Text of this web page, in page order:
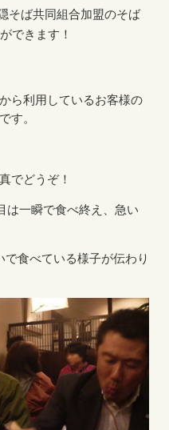
そば共同組合加盟のそば
できます！
ら利用しているお客様の
す。
でどうぞ！
は一瞬で食べ終え、急い
食べている様子が伝わり